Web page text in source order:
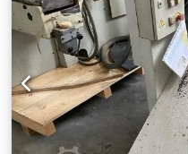
Воздуходувка на третьей
выключения на каждой
экраном - Материал SA/
CE